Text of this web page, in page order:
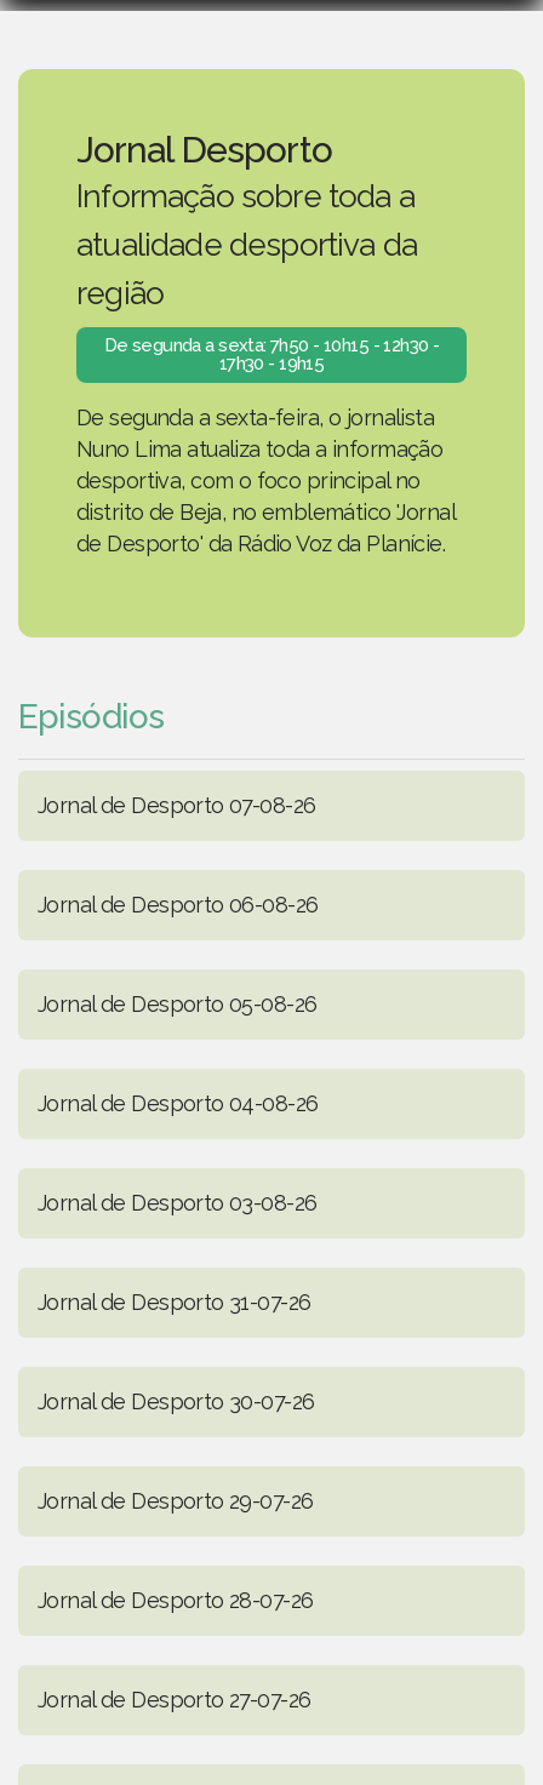
Jornal Desporto
Informação sobre toda a
atualidade desportiva da
região
De segunda a sexta: 7h50 - 10h15 - 12h30 -
17h30 - 19h15
De segunda a sexta-feira, o jornalista
Nuno Lima atualiza toda a informação
desportiva, com o foco principal no
distrito de Beja, no emblemático 'Jornal
de Desporto' da Rádio Voz da Planície.
Episódios
Jornal de Desporto 07-08-26
Jornal de Desporto 06-08-26
Jornal de Desporto 05-08-26
Jornal de Desporto 04-08-26
Jornal de Desporto 03-08-26
Jornal de Desporto 31-07-26
Jornal de Desporto 30-07-26
Jornal de Desporto 29-07-26
Jornal de Desporto 28-07-26
Jornal de Desporto 27-07-26